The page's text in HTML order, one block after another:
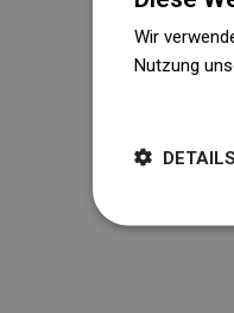
Wir
Nutzung